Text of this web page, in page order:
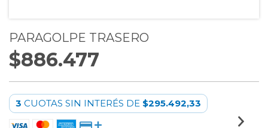
PARAGOLPE TRASERO
$886.477
3 CUOTAS SIN INTERÉS DE $295.492,33